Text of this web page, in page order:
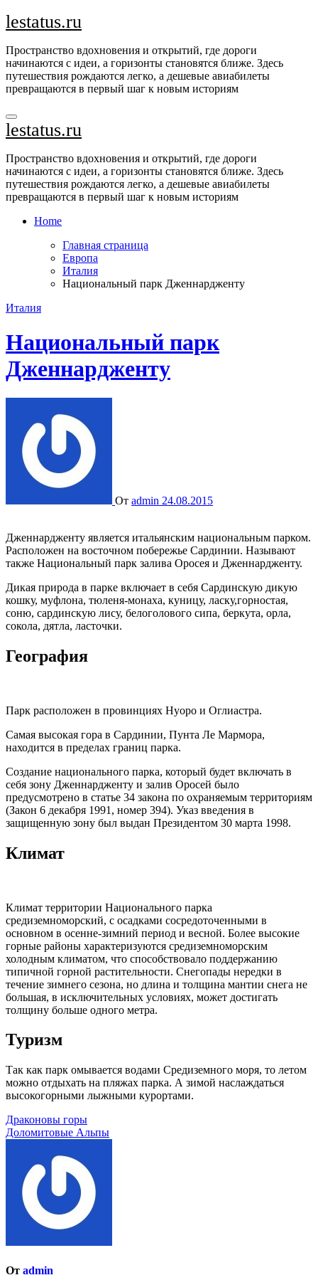
Перейти
к
lestatus.ru
Пространство вдохновения и открытий, где дороги
начинаются с идеи, а горизонты становятся ближе. Здесь
путешествия рождаются легко, а дешевые авиабилеты
превращаются в первый шаг к новым историям
lestatus.ru
Пространство вдохновения и открытий, где дороги
начинаются с идеи, а горизонты становятся ближе. Здесь
путешествия рождаются легко, а дешевые авиабилеты
превращаются в первый шаг к новым историям
Home
Главная страница
Европа
Италия
Национальный парк Дженнардженту
Италия
Национальный парк
Дженнардженту
От admin 24.08.2015
Дженнардженту является итальянским национальным парком.
Расположен на восточном побережье Сардинии. Называют
также Национальный парк залива Оросея и Дженнардженту.
Дикая природа в парке включает в себя Сардинскую дикую
кошку, муфлона, тюленя-монаха, куницу, ласку,горностая,
соню, сардинскую лису, белоголового сипа, беркута, орла,
сокола, дятла, ласточки.
География
Парк расположен в провинциях Нуоро и Оглиастра.
Самая высокая гора в Сардинии, Пунта Ле Мармора,
находится в пределах границ парка.
Создание национального парка, который будет включать в
себя зону Дженнардженту и залив Оросей было
предусмотрено в статье 34 закона по охраняемым территориям
(Закон 6 декабря 1991, номер 394). Указ введения в
защищенную зону был выдан Президентом 30 марта 1998.
Климат
Климат территории Национального парка
средиземноморский, с осадками сосредоточенными в
основном в осенне-зимний период и весной. Более высокие
горные районы характеризуются средиземноморским
холодным климатом, что способствовало поддержанию
типичной горной растительности. Снегопады нередки в
течение зимнего сезона, но длина и толщина мантии снега не
большая, в исключительных условиях, может достигать
толщину больше одного метра.
Туризм
Так как парк омывается водами Средиземного моря, то летом
можно отдыхать на пляжах парка. А зимой наслаждаться
высокогорными лыжными курортами.
Навигация
по
записям
Драконовы горы
Доломитовые Альпы
От admin